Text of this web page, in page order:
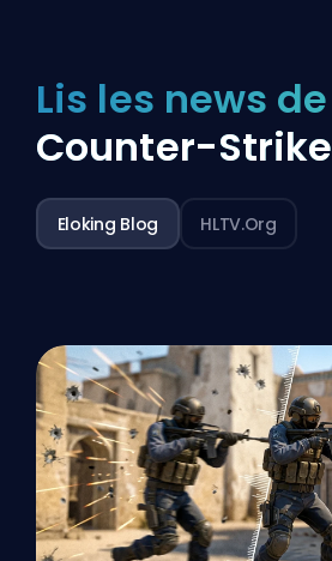
Lis les news de
Counter-Strike
Eloking Blog HLTV.org